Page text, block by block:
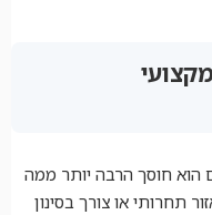
הוא חוסך הרבה יותר ממה
תחרותי או צורך בסינון